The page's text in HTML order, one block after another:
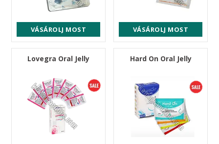
VÁSÁROLJ MOST
Hard On Oral Jelly
VÁSÁROLJ MOST
Lovegra Oral Jelly